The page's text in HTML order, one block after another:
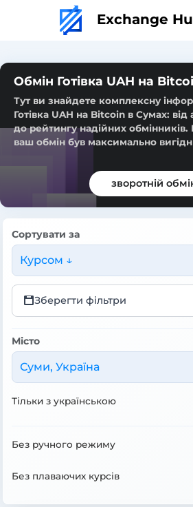
Exchange
Обмін Готівка UAH на
Тут ви знайдете комплексну
Готівка UAH на Bitcoin в Сумах: від
до рейтингу надійних
ваш обмін був максимально
зворотній
Сортувати за
Курсом ↓
Зберегти фільтри
Місто
Суми, Україна
Тільки з українською
Без ручного режиму
Без плаваючих курсів